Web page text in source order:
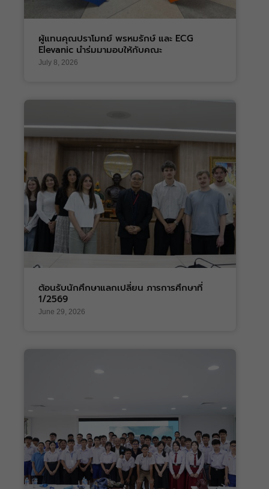
ผู้แทนคุณปราโมทย์ พรหมรักษ์ และ ECG
Elevanic นำร่มมามอบให้กับคณะ
July 8, 2026
ต้อนรับนักศึกษาแลกเปลี่ยน ภารการศึกษาที่
1/2569
June 29, 2026